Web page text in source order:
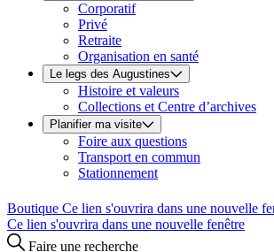
Corporatif
Privé
Retraite
Organisation en santé
Le legs des Augustines
Histoire et valeurs
Collections et Centre d’archives
Planifier ma visite
Foire aux questions
Transport en commun
Stationnement
Boutique Ce lien s'ouvrira dans une nouvelle
Ce lien s'ouvrira dans une nouvelle fenêtre
Faire une recherche